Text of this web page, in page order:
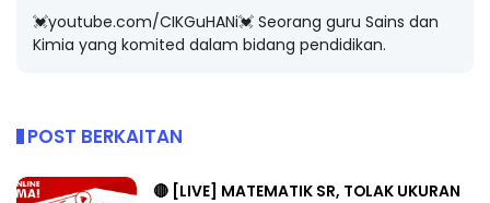
💓youtube.com/CIKGuHANi💓 Seorang guru Sains dan
Kimia yang komited dalam bidang pendidikan.
POST BERKAITAN
🔴 [LIVE] MATEMATIK SR, TOLAK UKURAN